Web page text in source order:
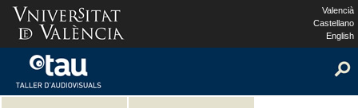
Valencià
Castellano
English